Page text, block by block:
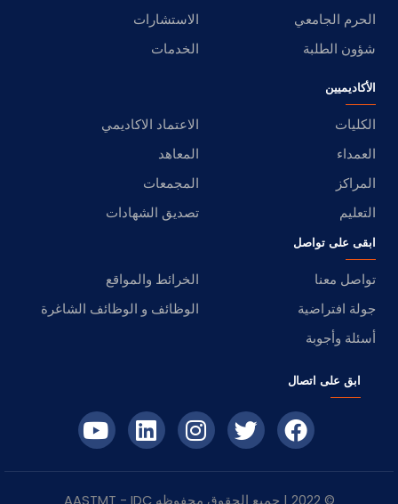
الحرم الجامعي
الاستشارات
شؤون الطلبة
الخدمات
الأكاديميين
الكليات
الاعتماد الاكاديمي
العمداء
المعاهد
المراكز
المجمعات
التعليم
تصديق الشهادات
ابقى على تواصل
تواصل معنا
الخرائط والمواقع
جولة افتراضية
الوظائف و الوظائف الشاغرة
أسئلة وأجوبة
ابق على اتصال
© 2022 | جميع الحقوق محفوظه IDC
- AASTMT